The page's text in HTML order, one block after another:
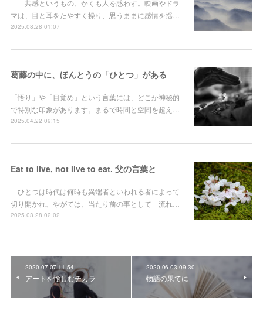
――共感というもの、かくも人を惑わす。映画やドラ
マは、目と耳をたやすく操り、思うままに感情を揺…
2025.08.28 01:07
葛藤の中に、ほんとうの「ひとつ」がある
「悟り」や「目覚め」という言葉には、どこか神秘的
で特別な印象があります。まるで時間と空間を超え…
2025.04.22 09:15
Eat to live, not live to eat. 父の言葉と
「ひとつは時代は何時も異端者といわれる者によって
切り開かれ、やがては、当たり前の事として「流れ…
2025.03.28 02:02
2020.07.07 11:54
アートを愉しむチカラ
2020.06.03 09:30
物語の果てに